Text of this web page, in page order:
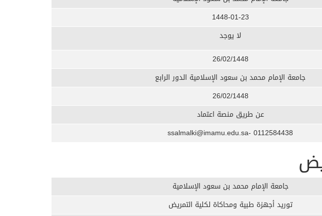
1448-01-23
​لا يوجد
26/02/1448
جامعة الإمام محمد بن سعود الإسلامية الدور الرابع
26/02/1448
عن طريق منصة اعتماد
0112584438 -ssalmalki@imamu.edu.sa
جامعة الإمام محمد بن سعود الإسلامية
توريد أجهزة طبية ومحاكاة لكلية التمريض